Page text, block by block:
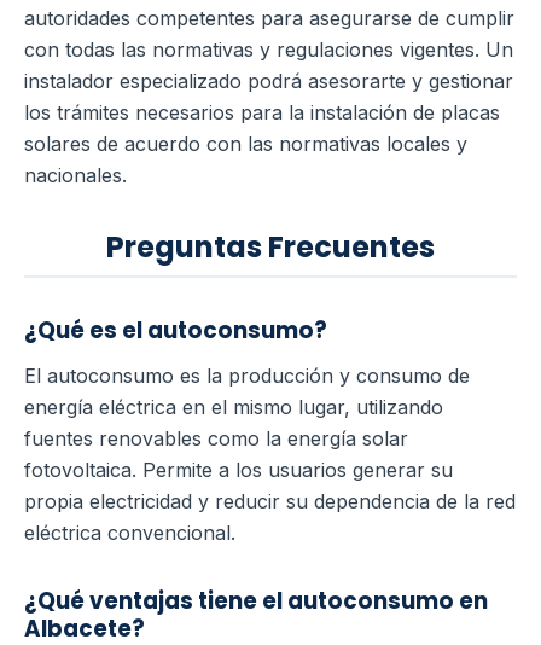
autoridades competentes para asegurarse de cumplir
con todas las normativas y regulaciones vigentes. Un
instalador especializado podrá asesorarte y gestionar
los trámites necesarios para la instalación de placas
solares de acuerdo con las normativas locales y
nacionales.
Preguntas Frecuentes
¿Qué es el autoconsumo?
El autoconsumo es la producción y consumo de
energía eléctrica en el mismo lugar, utilizando
fuentes renovables como la energía solar
fotovoltaica. Permite a los usuarios generar su
propia electricidad y reducir su dependencia de la red
eléctrica convencional.
¿Qué ventajas tiene el autoconsumo en
Albacete?